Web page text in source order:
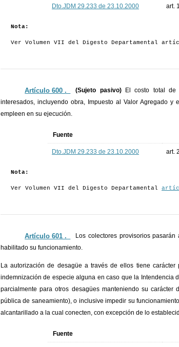
Dto.JDM 29.233 de 23.10.2000 art. 1
Nota:
Ver Volumen VII del Digesto Departamental
Artículo 600 ._ (Sujeto pasivo)
El costo total de
interesados, incluyendo obra, Impuesto al Valor Agregado
empleen en su ejecución.
Fuente
Dto.JDM 29.233 de 23.10.2000 art. 2
Nota:
Ver Volumen VII del Digesto Departamental
Artículo 601 ._
Los colectores provisorios
habilitado su funcionamiento.
La autorización de desagüe a través de ellos tiene
indemnización de especie alguna en caso que la Intendencia
parcialmente para otros desagües manteniendo su
pública de saneamiento), o inclusive impedir su
alcantarillado a la cual conecten, con excepción de lo
Fuente